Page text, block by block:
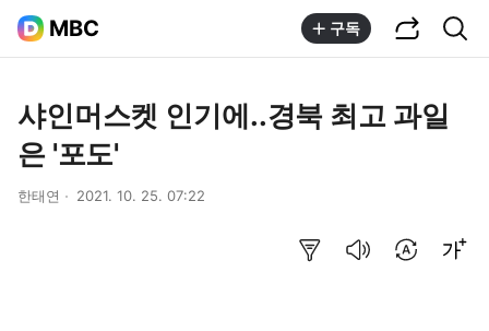
MBC 구독
샤인머스켓 인기에..경북 최고 과일
은 '포도'
한태연 2021. 10. 25. 07:22